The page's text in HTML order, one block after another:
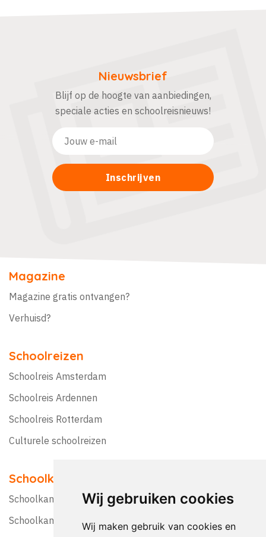
Wij gebruiken cookies
Wij maken gebruik van cookies en
Nieuwsbrief
Blijf op de hoogte van aanbiedingen,
speciale acties en schoolreisnieuws!
Magazine
Magazine gratis ontvangen?
Verhuisd?
Schoolreizen
Schoolreis Amsterdam
Schoolreis Ardennen
Schoolreis Rotterdam
Culturele schoolreizen
Schoolkampen
Schoolkamp Nederland
Schoolkamp België